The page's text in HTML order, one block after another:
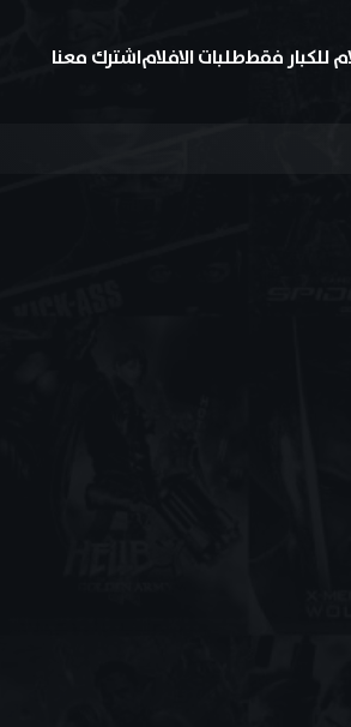
للكبار فقططلبات الافلاماشترك معنا